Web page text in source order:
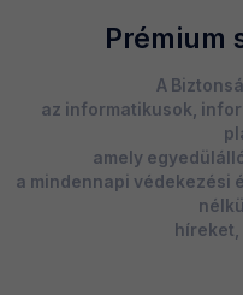
Prémium
A
az informatikusok,
amely
a mindennapi védekezési